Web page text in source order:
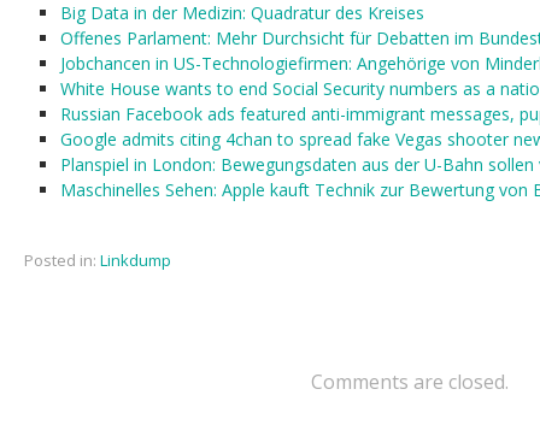
Big Data in der Medizin: Quadratur des Kreises
Offenes Parlament: Mehr Durchsicht für Debatten im
Jobchancen in US-Technologiefirmen: Angehörige von
White House wants to end Social Security numbers as a
Russian Facebook ads featured anti-immigrant messages,
Google admits citing 4chan to spread fake Vegas shooter
Planspiel in London: Bewegungsdaten aus der U-Bahn
Maschinelles Sehen: Apple kauft Technik zur Bewertung von
Posted in: Linkdump
Comments are closed.